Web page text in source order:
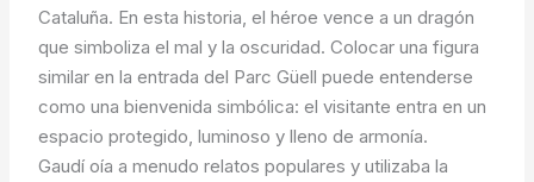
Cataluña. En esta historia, el héroe vence a un dragón
que simboliza el mal y la oscuridad. Colocar una figura
similar en la entrada del Parc Güell puede entenderse
como una bienvenida simbólica: el visitante entra en un
espacio protegido, luminoso y lleno de armonía.
Gaudí oía a menudo relatos populares y utilizaba la